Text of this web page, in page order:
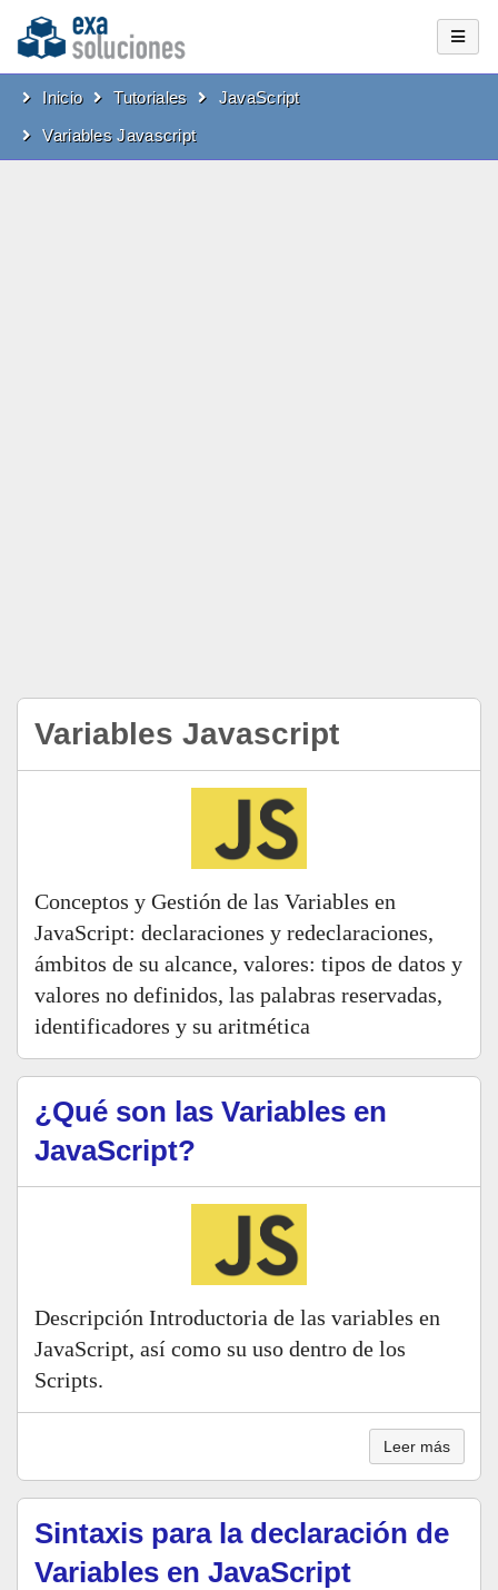
Inicio Tutoriales
JavaScript
Variables Javascript
Variables Javascript
Conceptos y Gestión de las Variables en
JavaScript: declaraciones y redeclaraciones,
ámbitos de su alcance, valores: tipos de datos y
valores no definidos, las palabras reservadas,
identificadores y su aritmética
¿Qué son las Variables en
JavaScript?
Descripción Introductoria de las variables en
JavaScript, así como su uso dentro de los
Scripts.
Leer más
Sintaxis para la declaración de
Variables en JavaScript